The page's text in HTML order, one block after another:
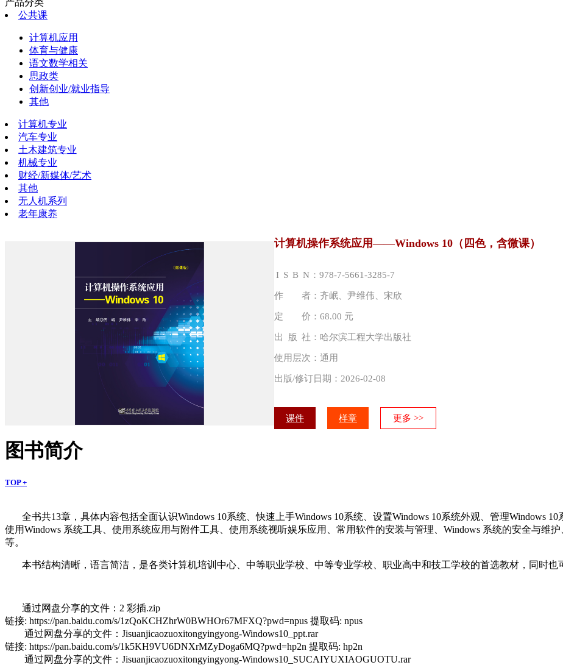
产品分类
公共课
计算机应用
体育与健康
语文数学相关
思政类
创新创业/就业指导
其他
计算机专业
汽车专业
土木建筑专业
机械专业
财经/新媒体/艺术
其他
无人机系列
老年康养
计算机操作系统应用——Windows 10（四色，含微课）
I S B N ：978-7-5661-3285-7
作 者：齐岷、尹维伟、宋欣
定 价：68.00 元
出 版 社：哈尔滨工程大学出版社
使用层次：通用
出版/修订日期：2026-02-08
课件 样章 更多 >>
图书简介
TOP +
全书共13章，具体内容包括全面认识Windows 10系统、快速上手Windows 10系统、设置Windows 10系统外观、管理Windows
使用Windows 系统工具、使用系统应用与附件工具、使用系统视听娱乐应用、常用软件的安装与管理、Windows 系统的安全与维护
等。
本书结构清晰，语言简洁，是各类计算机培训中心、中等职业学校、中等专业学校、职业高中和技工学校的首选教材，同时也
通过网盘分享的文件：2 彩插.zip
链接: https://pan.baidu.com/s/1zQoKCHZhrW0BWHOr67MFXQ?pwd=npus 提取码: npus
通过网盘分享的文件：Jisuanjicaozuoxitongyingyong-Windows10_ppt.rar
链接: https://pan.baidu.com/s/1k5KH9VU6DNXrMZyDoga6MQ?pwd=hp2n 提取码: hp2n
通过网盘分享的文件：Jisuanjicaozuoxitongyingyong-Windows10_SUCAIYUXIAOGUOTU.rar